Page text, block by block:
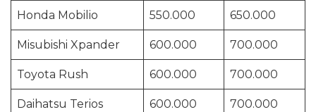
Honda Mobilio 550.000 650.000
Misubishi Xpander 600.000 700.000
Toyota Rush 600.000 700.000
Daihatsu Terios 600.000 700.000